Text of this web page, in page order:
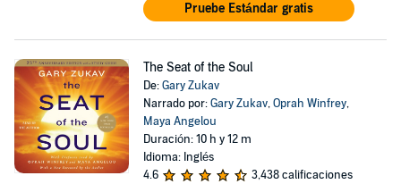
Pruebe Estándar gratis
The Seat of the Soul
De:Gary Zukav
Narrado por:Gary Zukav,Oprah Winfrey,
Maya Angelou
Duración: 10 h y 12 m
Idioma: Inglés
4.6
3,438 calificaciones